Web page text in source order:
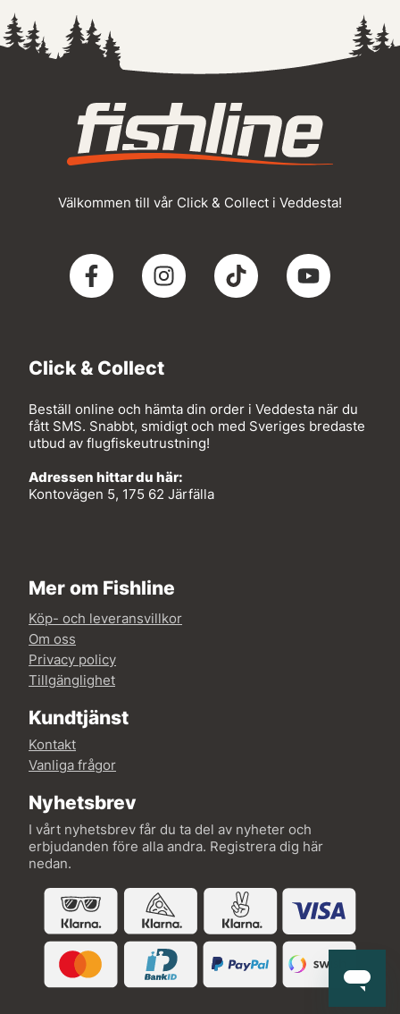
Välkommen till vår Click & Collect i Veddesta!
Click & Collect
Beställ online och hämta din order i Veddesta när du
fått SMS. Snabbt, smidigt och med Sveriges bredaste
utbud av flugfiskeutrustning!
Adressen hittar du här:
Kontovägen 5, 175 62 Järfälla
Mer om Fishline
Köp- och leveransvillkor
Om oss
Privacy policy
Tillgänglighet
Kundtjänst
Kontakt
Vanliga frågor
Nyhetsbrev
I vårt nyhetsbrev får du ta del av nyheter och
erbjudanden före alla andra. Registrera dig här
nedan.